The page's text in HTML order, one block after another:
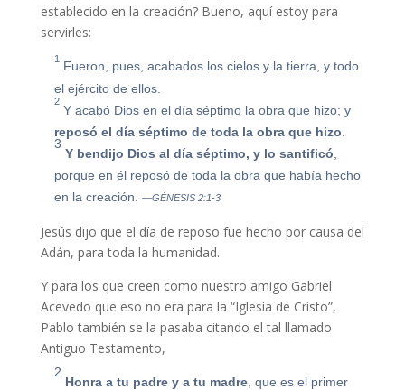
establecido en la creación? Bueno, aquí estoy para
servirles:
1 Fueron, pues, acabados los cielos y la tierra, y todo
el ejército de ellos.
2
Y acabó Dios en el día séptimo la obra que hizo; y
reposó el día séptimo de toda la obra que hizo
3
Y bendijo Dios al día séptimo, y lo santificó
porque en él reposó de toda la obra que había hecho
en la creación.
—GÉNESIS 2:1-3
Jesús dijo que el día de reposo fue hecho por causa del
Adán, para toda la humanidad.
Y para los que creen como nuestro amigo Gabriel
Acevedo que eso no era para la “Iglesia de Cristo”,
Pablo también se la pasaba citando el tal llamado
Antiguo Testamento,
2
Honra a tu padre y a tu madre, que es el primer